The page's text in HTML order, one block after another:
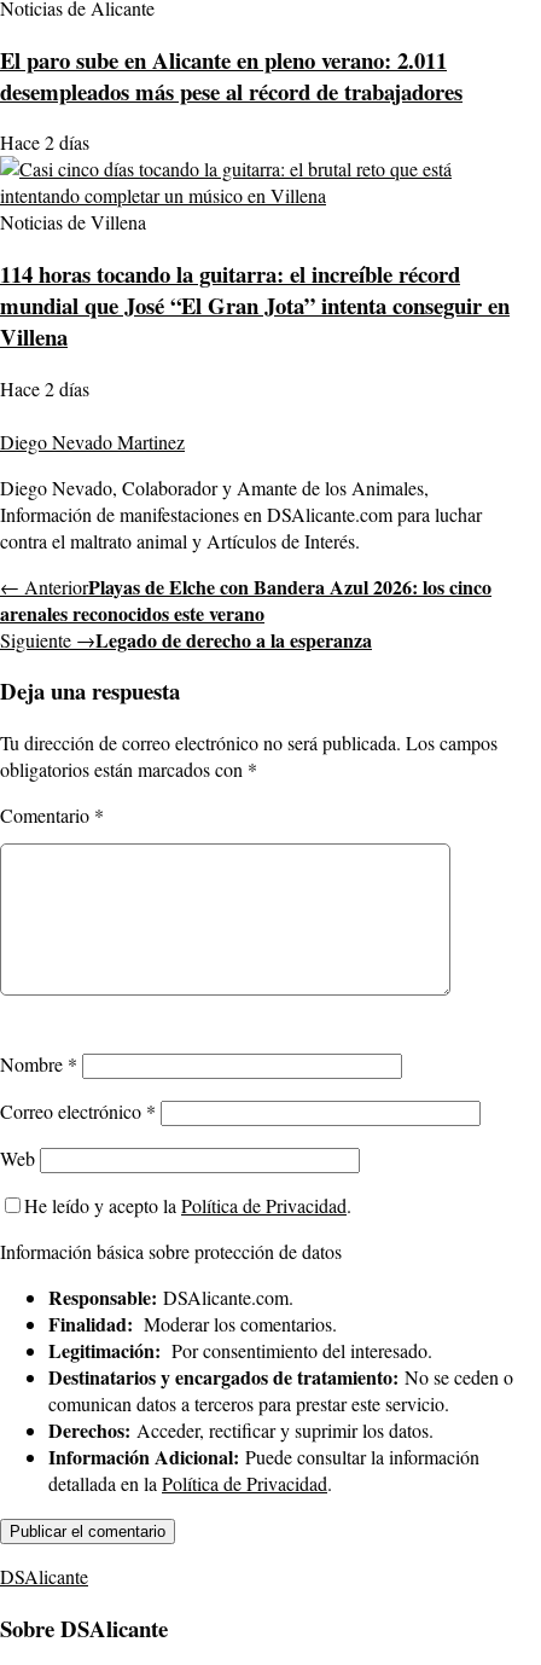
Noticias de Alicante
El paro sube en Alicante en pleno verano: 2.011
desempleados más pese al récord de trabajadores
Hace 2 días
Noticias de Villena
114 horas tocando la guitarra: el increíble récord
mundial que José “El Gran Jota” intenta conseguir en
Villena
Hace 2 días
Diego Nevado Martinez
Diego Nevado, Colaborador y Amante de los Animales,
Información de manifestaciones en DSAlicante.com para luchar
contra el maltrato animal y Artículos de Interés.
← AnteriorPlayas de Elche con Bandera Azul 2026: los cinco
arenales reconocidos este verano
Siguiente →Legado de derecho a la esperanza
Deja una respuesta
Tu dirección de correo electrónico no será publicada. Los campos
obligatorios están marcados con *
Comentario *
Nombre *
Correo electrónico *
Web
He leído y acepto la Política de Privacidad.
Información básica sobre protección de datos
Responsable: DSAlicante.com.
Finalidad: Moderar los comentarios.
Legitimación: Por consentimiento del interesado.
Destinatarios y encargados de tratamiento: No se ceden o
comunican datos a terceros para prestar este servicio.
Derechos: Acceder, rectificar y suprimir los datos.
Información Adicional: Puede consultar la información
detallada en la Política de Privacidad.
DSAlicante
Sobre DSAlicante